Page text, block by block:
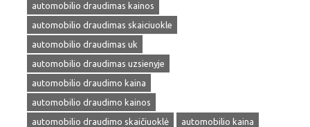
automobilio draudimas kainos
automobilio draudimas skaiciuokle
automobilio draudimas uk
automobilio draudimas uzsienyje
automobilio draudimo kaina
automobilio draudimo kainos
automobilio draudimo skaičiuoklė
automobilio kaina